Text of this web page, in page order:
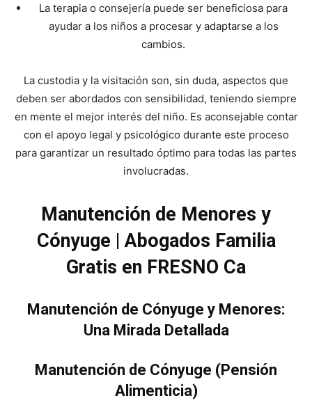
La terapia o consejería puede ser beneficiosa para
ayudar a los niños a procesar y adaptarse a los
cambios.
La custodia y la visitación son, sin duda, aspectos que
deben ser abordados con sensibilidad, teniendo siempre
en mente el mejor interés del niño. Es aconsejable contar
con el apoyo legal y psicológico durante este proceso
para garantizar un resultado óptimo para todas las partes
involucradas.
Manutención de Menores y
Cónyuge | Abogados Familia
Gratis en FRESNO Ca
Manutención de Cónyuge y Menores:
Una Mirada Detallada
Manutención de Cónyuge (Pensión
Alimenticia)